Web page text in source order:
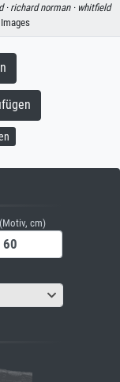
· richard norman · whitfield
cm)